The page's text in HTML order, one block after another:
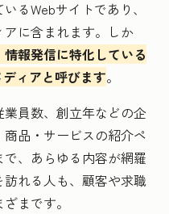
るWebサイトであり、
に含まれます。しか
報発信に特化している
ィアと呼びます。
員数、創立年などの企
品・サービスの紹介ペ
、あらゆる内容が網羅
れる人も、顧客や求職
まです。